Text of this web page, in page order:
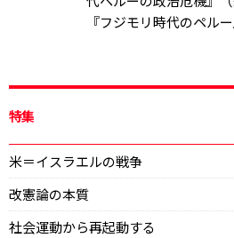
『フジモリ時代のペル
特集
米＝イスラエルの戦争
改憲論の本質
社会運動から再起動する